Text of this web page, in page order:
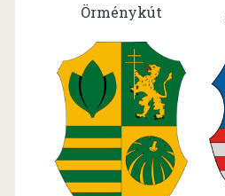
Örménykút